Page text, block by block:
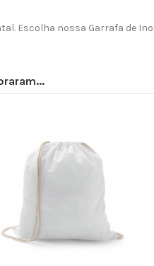
Escolha nossa Garrafa de
Bambu
Necessaire